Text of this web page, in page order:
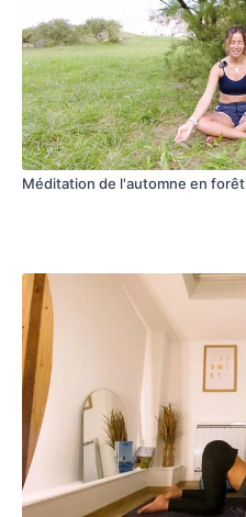
Méditation de l'automne en forêt